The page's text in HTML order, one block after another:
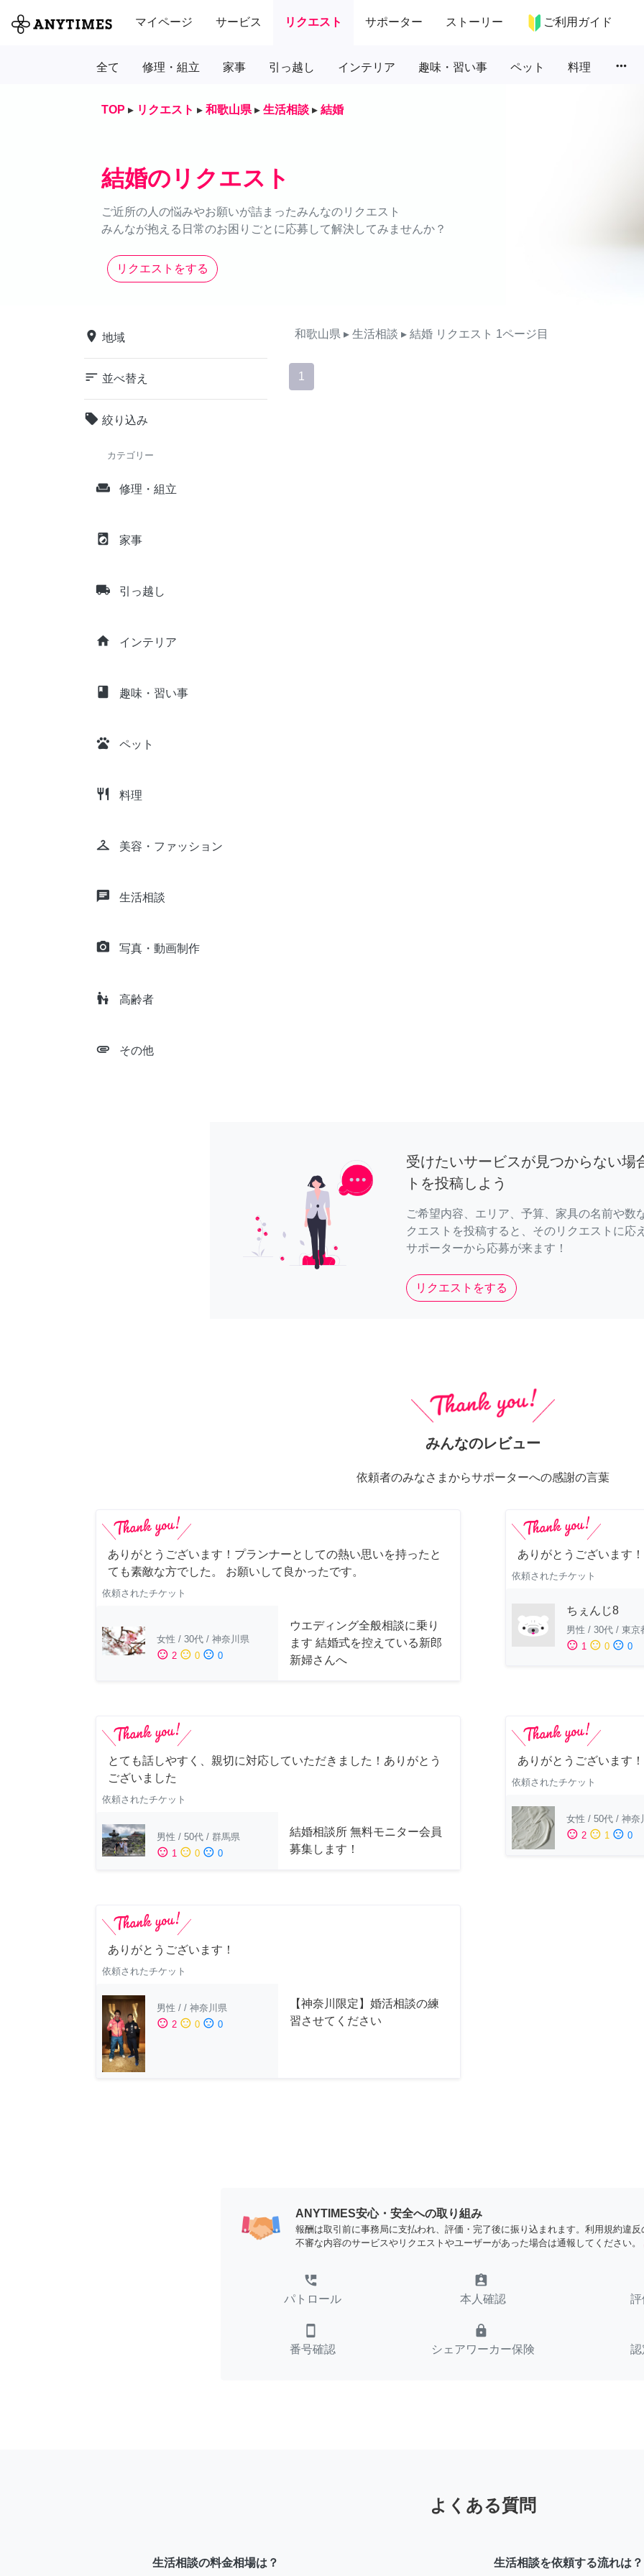
マイページ サービス リクエスト サポーター ストーリー ご利用ガイド
全て 修理・組立 家事 引っ越し インテリア 趣味・習い事 ペット 料理 more_horiz
TOP ▸ リクエスト ▸ 和歌山県 ▸ 生活相談 ▸ 結婚
結婚のリクエスト
ご近所の人の悩みやお願いが詰まったみんなのリクエスト
みんなが抱える日常のお困りごとに応募して解決してみませんか？
リクエストをする
place 地域
sort 並べ替え
local_offer 絞り込み
カテゴリー
weekend 修理・組立
local_laundry_service 家事
local_shipping 引っ越し
home インテリア
class 趣味・習い事
pets ペット
restaurant 料理
checkroom 美容・ファッション
chat 生活相談
camera_alt 写真・動画制作
escalator_warning 高齢者
attachment その他
和歌山県 ▸ 生活相談 ▸ 結婚 リクエスト 1ページ目
1
受けたいサービスが見つからない場
トを投稿しよう
ご希望内容、エリア、予算、家具の名前や数
クエストを投稿すると、そのリクエストに応
サポーターから応募が来ます！
リクエストをする
みんなのレビュー
依頼者のみなさまからサポーターへの感謝の言葉
ありがとうございます！プランナーとしての熱い思いを持ったと
ても素敵な方でした。 お願いして良かったです。
依頼されたチケット
女性 / 30代 / 神奈川県
sentiment_satisfied 2 sentiment_neutral 0 sentiment_dissatisfied 0
ウエディング全般相談に乗り
ます 結婚式を控えている新郎
新婦さんへ
ありがとうございます！
依頼されたチケット
ちぇんじ8
男性 / 30代 / 東京
sentiment_satisfied 1 sentiment_neutral 0 sentiment_dissatisfied 0
とても話しやすく、親切に対応していただきました！ありがとう
ございました
依頼されたチケット
男性 / 50代 / 群馬県
sentiment_satisfied 1 sentiment_neutral 0 sentiment_dissatisfied 0
結婚相談所 無料モニター会員
募集します！
ありがとうございます！
依頼されたチケット
女性 / 50代 / 神奈
sentiment_satisfied 2 sentiment_neutral 1 sentiment_dissatisfied 0
ありがとうございます！
依頼されたチケット
男性 / / 神奈川県
sentiment_satisfied 2 sentiment_neutral 0 sentiment_dissatisfied 0
【神奈川限定】婚活相談の練
習させてください
ANYTIMES安心・安全への取り組み
報酬は取引前に事務局に支払われ、評価・完了後に振り込まれます。利用規約違反
不審な内容のサービスやリクエストやユーザーがあった場合は通報してください。
perm_phone_msg
パトロール
assignment_ind
本人確認
smartphone
番号確認
lock
シェアワーカー保険
よくある質問
生活相談の料金相場は？ 生活相談を依頼する流れは？